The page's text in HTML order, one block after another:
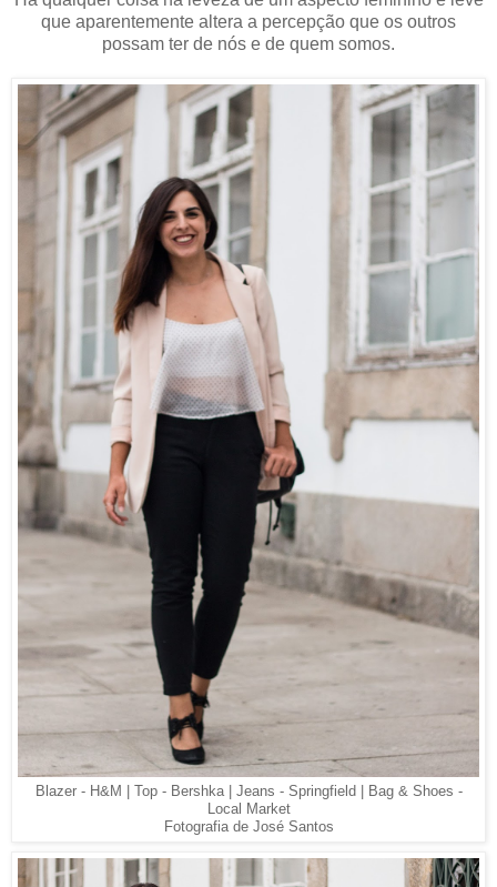
que aparentemente altera a percepção que os outros
possam ter de nós e de quem somos.
Blazer - H&M | Top - Bershka | Jeans - Springfield | Bag & Shoes -
Local Market
Fotografia de José Santos